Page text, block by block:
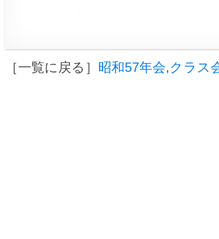
［一覧に戻る］ 昭和57年会,クラス